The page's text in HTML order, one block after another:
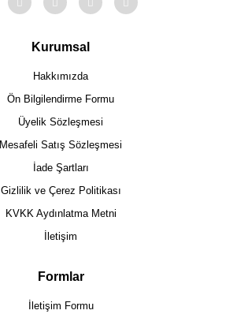
Kurumsal
Hakkımızda
Ön Bilgilendirme Formu
Üyelik Sözleşmesi
Mesafeli Satış Sözleşmesi
İade Şartları
Gizlilik ve Çerez Politikası
KVKK Aydınlatma Metni
İletişim
Formlar
İletişim Formu